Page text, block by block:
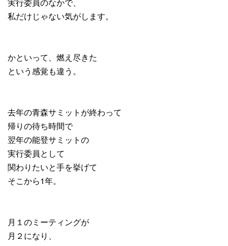
私だけじゃない気がします。
かといって、燃え尽きた
という感覚も違う。
去年の青森サミットが終わって
帰りの待ち時間で
翌年の能登サミットの
実行委員として
関わりたいと手を挙げて
そこから1年。
月１のミーティングが
月２になり、